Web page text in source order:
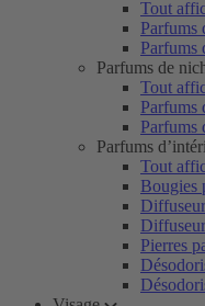
Tout
Parfums
Parfums
Parfums de
Tout
Parfums
Parfums
Parfums
Tout
Bougies
Pierres